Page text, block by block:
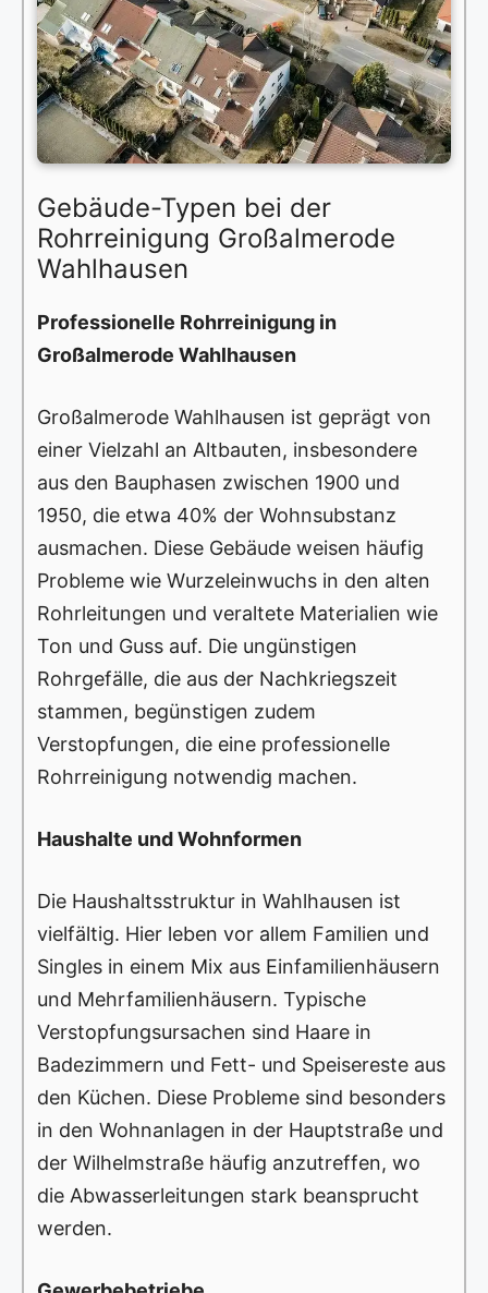
Gebäude-Typen bei der
Rohrreinigung Großalmerode
Wahlhausen
Professionelle Rohrreinigung in
Großalmerode Wahlhausen
Großalmerode Wahlhausen ist geprägt von
einer Vielzahl an Altbauten, insbesondere
aus den Bauphasen zwischen 1900 und
1950, die etwa 40% der Wohnsubstanz
ausmachen. Diese Gebäude weisen häufig
Probleme wie Wurzeleinwuchs in den alten
Rohrleitungen und veraltete Materialien wie
Ton und Guss auf. Die ungünstigen
Rohrgefälle, die aus der Nachkriegszeit
stammen, begünstigen zudem
Verstopfungen, die eine professionelle
Rohrreinigung notwendig machen.
Haushalte und Wohnformen
Die Haushaltsstruktur in Wahlhausen ist
vielfältig. Hier leben vor allem Familien und
Singles in einem Mix aus Einfamilienhäusern
und Mehrfamilienhäusern. Typische
Verstopfungsursachen sind Haare in
Badezimmern und Fett- und Speisereste aus
den Küchen. Diese Probleme sind besonders
in den Wohnanlagen in der Hauptstraße und
der Wilhelmstraße häufig anzutreffen, wo
die Abwasserleitungen stark beansprucht
werden.